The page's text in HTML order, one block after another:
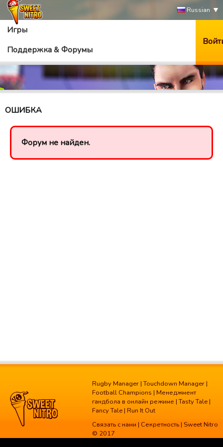
Russian
Игры
Поддержка & Форумы
ОШИБКА
Форум не найден.
Rugby Manager |Touchdown Manager |
Football Champions | Менеджмент
гандбола в онлайн режиме |Tasty Tale |
Fancy Tale | Run It Out
Связать с нами | Секретность | Sweet Nitro
© 2017